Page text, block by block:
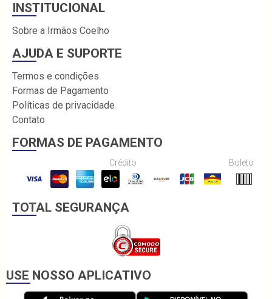
INSTITUCIONAL
Sobre a Irmãos Coelho
AJUDA E SUPORTE
Termos e condições
Formas de Pagamento
Políticas de privacidade
Contato
FORMAS DE PAGAMENTO
Crédito Boleto
TOTAL SEGURANÇA
USE NOSSO APLICATIVO